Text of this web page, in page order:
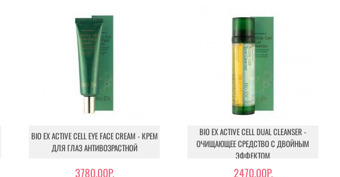
BIO EX ACTIVE CELL EYE FACE CREAM - КРЕМ
ДЛЯ ГЛАЗ АНТИВОЗРАСТНОЙ
3780.00Р.
BIO EX ACTIVE CELL DUAL CLEANSER -
ОЧИЩАЮЩЕЕ СРЕДСТВО С ДВОЙНЫМ
ЭФФЕКТОМ
2470.00Р.